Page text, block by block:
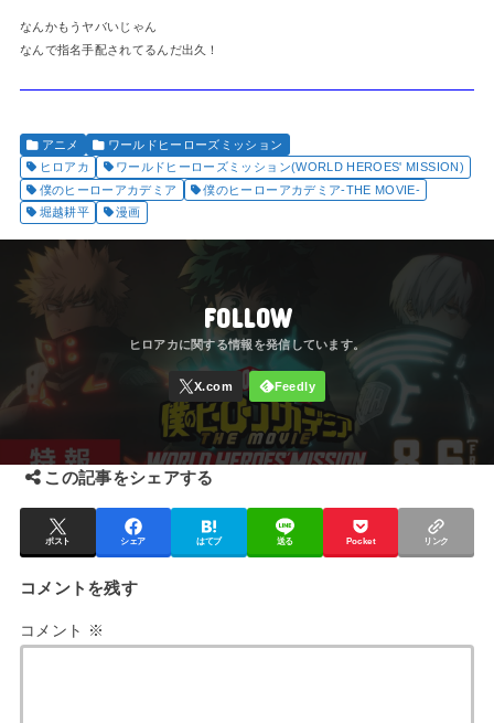
なんかもうヤバいじゃん
なんで指名手配されてるんだ出久！
アニメ
ワールドヒーローズミッション
ヒロアカ
ワールドヒーローズミッション(WORLD HEROES' MISSION)
僕のヒーローアカデミア
僕のヒーローアカデミア-THE MOVIE-
堀越耕平
漫画
FOLLOW
この記事をシェアする
ポスト シェア はてブ 送る Pocket リンク
コメントを残す
コメント ※